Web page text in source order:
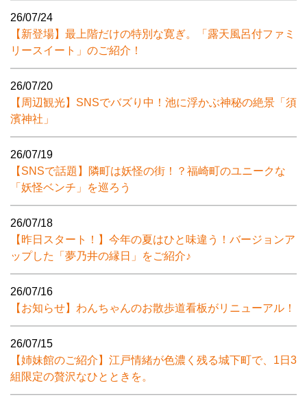
26/07/24
【新登場】最上階だけの特別な寛ぎ。「露天風呂付ファミ
リースイート」のご紹介！
26/07/20
【周辺観光】SNSでバズり中！池に浮かぶ神秘の絶景「須
濱神社」
26/07/19
【SNSで話題】隣町は妖怪の街！？福崎町のユニークな
「妖怪ベンチ」を巡ろう
26/07/18
【昨日スタート！】今年の夏はひと味違う！バージョンア
ップした「夢乃井の縁日」をご紹介♪
26/07/16
【お知らせ】わんちゃんのお散歩道看板がリニューアル！
26/07/15
【姉妹館のご紹介】江戸情緒が色濃く残る城下町で、1日3
組限定の贅沢なひとときを。